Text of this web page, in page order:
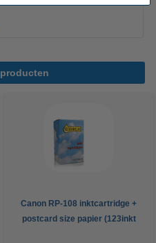
Canon RP-108 inktcartridge +
postcard size papier (123inkt